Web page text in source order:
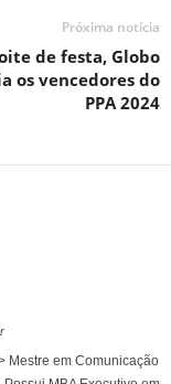
Próxima notícia
de festa, Globo
os vencedores do
PPA 2024
Mestre em Comunicação